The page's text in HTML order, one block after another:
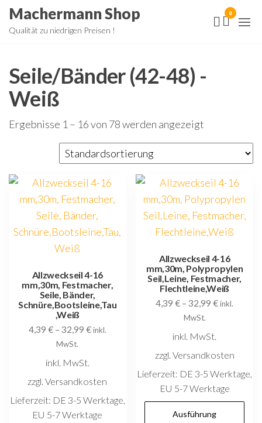
ZumMachermann Shop
Qualität zu niedrigen Preisen !
0
Seile/Bänder (42-48) -
Weiß
Ergebnisse 1 – 16 von 78 werden angezeigt
Allzweckseil 4-16
mm,30m, Festmacher,
Seile, Bänder,
Schnüre,Bootsleine,Tau
,Weiß
4,39 €– 32,99 €inkl.
MwSt.
inkl. MwSt.
zzgl. Versandkosten
Lieferzeit: DE 3-5 Werktage,
EU 5-7 Werktage
Allzweckseil 4-16
mm,30m, Polypropylen
Seil,Leine, Festmacher,
Flechtleine,Weiß
4,39€ –32,99€inkl.
MwSt.
inkl. MwSt.
zzgl. Versandkosten
Lieferzeit: DE 3-5 Werktage,
EU 5-7 Werktage
Ausführung